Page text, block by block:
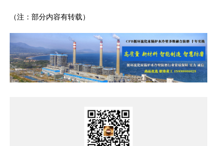
（注：部分内容有转载）